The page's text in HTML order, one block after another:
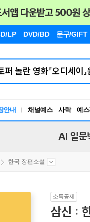
LP DVD/BD 문구/GIFT
안내 채널예스 사락 예
AI 일문
한국 장편소설
소득공제
삼신 :